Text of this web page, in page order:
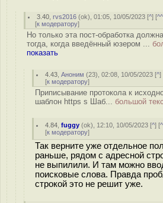
3.40 ,rvs2016 (ok), 01:05, 10/05/2023 [^] [^^
[к модератору]
Но только эта пост-обработка
тогда, когда введённый юзером ...
показать
4.43 ,Аноним (23), 02:08, 10/05/2023 [^]
[к модератору]
Приписывание протокола к
шаблон https s Шаб... большой
4.84 ,fuggy (ok), 12:10, 10/05/2023 [^] [
[к модератору]
Так верните уже отдельное
раньше, рядом с адресной
не выпилили. И там можно
поисковые слова. Правда
строкой это не решит уже.